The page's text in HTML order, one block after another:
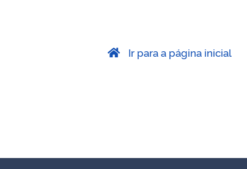
Ir para a página inicial